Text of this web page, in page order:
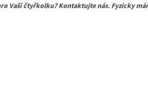
í
Vaší čtyřkolku? Kontaktujte nás. Fyzicky